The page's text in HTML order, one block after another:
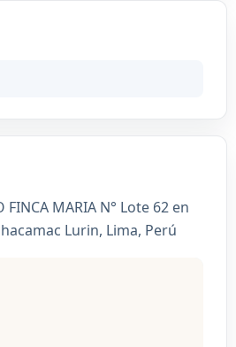
MARIA N° Lote 62 en
Lurin, Lima, Perú